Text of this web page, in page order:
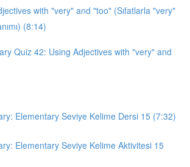
with "very" and "too" (Sıfatlarla "very"
(8:14)
Quiz 42: Using Adjectives with "very" and
Elementary Seviye Kelime Dersi 15 (7:32)
Elementary Seviye Kelime Aktivitesi 15